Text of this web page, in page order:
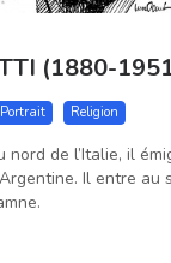
(1880-
Portrait Religion
de l’Italie, il
Il entre au